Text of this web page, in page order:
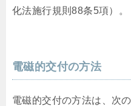
化法施行規則88条5項）。
電磁的交付の方法
電磁的交付の方法は、次